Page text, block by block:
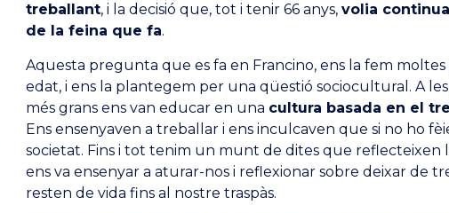
treballant, i la decisió que, tot i tenir 66 anys, volia
de la feina que fa.
Aquesta pregunta que es fa en Francino, ens la fem
edat, i ens la plantegem per una qüestió sociocultural. A
més grans ens van educar en una cultura basada en el
Ens ensenyaven a treballar i ens inculcaven que si no ho
societat. Fins i tot tenim un munt de dites que reflecteixen
ens va ensenyar a aturar-nos i reflexionar sobre deixar de
resten de vida fins al nostre traspàs.